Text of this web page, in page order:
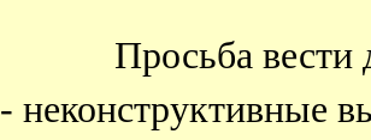
Просьба вести
- неконструктивные